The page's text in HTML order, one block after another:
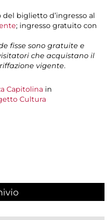
biglietto d’ingresso al
; ingresso gratuito con
fisse sono gratuite e
che acquistano il
vigente.
Capitolina in
Cultura